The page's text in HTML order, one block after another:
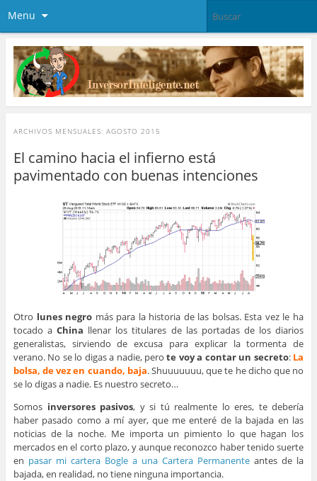
Menu
ARCHIVOS MENSUALES: AGOSTO 2015
El camino hacia el infierno está
pavimentado con buenas intenciones
Otro lunes negro más para la historia de las bolsas. Esta vez le ha
tocado aChina llenar los titulares de las portadas de los diarios
generalistas, sirviendo de excusa para explicar la tormenta de
verano. No se lo digas a nadie, perote voy a contar un secreto: La
bolsa, de vez en cuando, baja. Shuuuuuuu, que te he dicho que no
se lo digas a nadie. Es nuestro secreto…
Somos inversores pasivos, y si tú realmente lo eres, te debería
haber pasado como a mí ayer, que me enteré de la bajada en las
noticias de la noche. Me importa un pimiento lo que hagan los
mercados en el corto plazo, y aunque reconozco haber tenido suerte
en pasar mi cartera Bogle a una Cartera Permanente antes de la
bajada, en realidad, no tiene ninguna importancia.